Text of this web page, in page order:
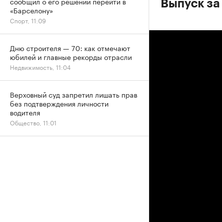
Выпуск
«Барселону»
Спорт, 11:09
Дню строителя — 70: как отмечают
юбилей и главные рекорды отрасли
Недвижимость, 11:04
Верховный суд запретил лишать прав
без подтверждения личности
водителя
Общество, 11:01